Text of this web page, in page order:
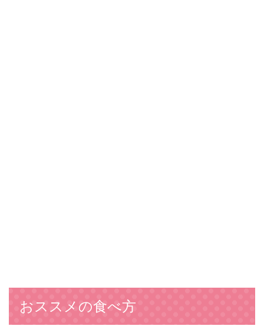
おススメの食べ方